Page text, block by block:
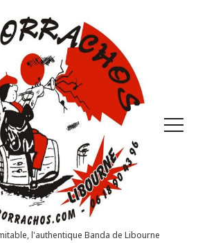
l'authentique Banda de Libourne